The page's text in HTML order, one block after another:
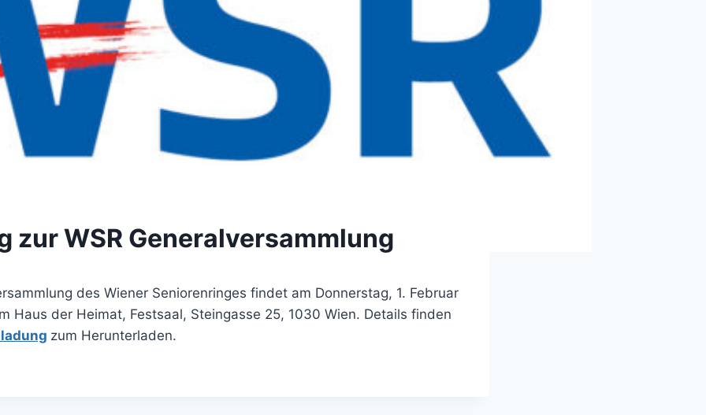
zur WSR Generalversammlung
des Wiener Seniorenringes findet am Donnerstag, 1. Februar
Haus der Heimat, Festsaal, Steingasse 25, 1030 Wien. Details finden
zum Herunterladen.